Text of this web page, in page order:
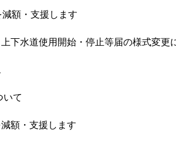
額・支援します
下水道使用開始・停止等届の様式変更
いて
額・支援します